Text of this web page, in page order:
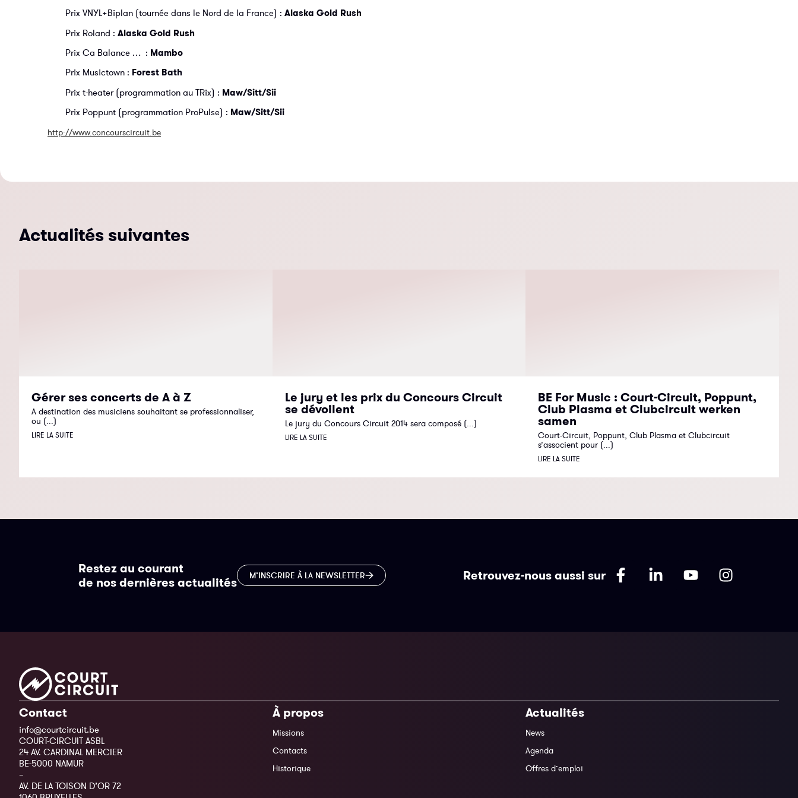
Prix VNYL+Biplan (tournée dans le Nord de la France) : Alaska Gold Rush
Prix Roland : Alaska Gold Rush
Prix Ca Balance … : Mambo
Prix Musictown : Forest Bath
Prix t-heater (programmation au TRix) : Maw/Sitt/Sii
Prix Poppunt (programmation ProPulse) : Maw/Sitt/Sii
http://www.concourscircuit.be
Actualités suivantes
Gérer ses concerts de A à Z
A destination des musiciens souhaitant se professionnaliser,
ou (...)
LIRE LA SUITE
Le jury et les prix du Concours Circuit
se dévoilent
Le jury du Concours Circuit 2014 sera composé (...)
LIRE LA SUITE
BE For Music : Court-Circuit, Poppunt,
Club Plasma et Clubcircuit werken
samen
Court-Circuit, Poppunt, Club Plasma et Clubcircuit
s’associent pour (...)
LIRE LA SUITE
Restez au courant
de nos dernières actualités
M’INSCRIRE À LA NEWSLETTER Retrouvez-nous aussi sur
Contact
info@courtcircuit.be
COURT-CIRCUIT ASBL
24 AV. CARDINAL MERCIER
BE-5000 NAMUR
–
AV. DE LA TOISON D’OR 72
À propos
Missions
Contacts
Historique
Actualités
News
Agenda
Offres d’emploi